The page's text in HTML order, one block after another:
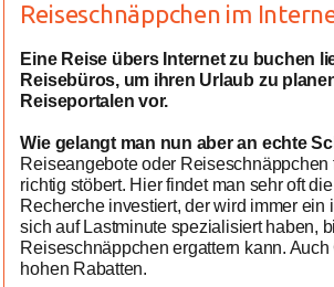
Reiseschnäppchen im
Eine Reise übers Internet zu buchen
Reisebüros, um ihren Urlaub zu
Reiseportalen vor.
Wie gelangt man nun aber an echte
Reiseangebote oder
richtig stöbert. Hier findet man sehr oft
Recherche investiert, der wird immer
sich auf Lastminute spezialisiert haben,
Reiseschnäppchen ergattern kann.
hohen Rabatten.